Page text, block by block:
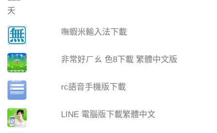
嘸蝦米輸入法下載
非常好ㄏㄠ 色8下載 繁體中文版
rc語音手機版下載
LINE 電腦版下載繁體中文